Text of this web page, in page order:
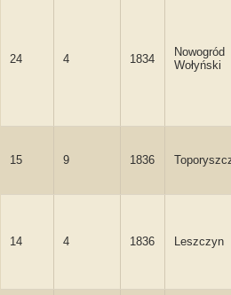
24 4 1834
Nowogród
Wołyński
15 9 1836
14 4 1836 Leszczyn